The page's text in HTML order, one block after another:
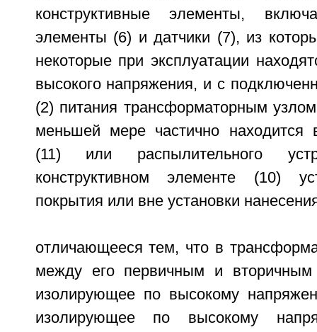
конструктивные элементы,
элементы (6) и датчики (7), из
некоторые при эксплуатации
высокого напряжения, и с
(2) питания трансформаторным
меньшей мере частично находится
(11) или распылительного
конструктивном элементе (10)
покрытия или вне установки
отличающееся тем, что в
между его первичным и вторичным
изолирующее по высокому
изолирующее по высокому